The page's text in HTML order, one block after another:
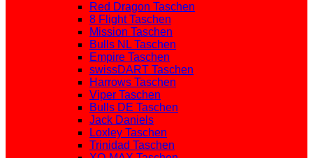
Red Dragon Taschen
8 Flight Taschen
Mission Taschen
Bulls NL Taschen
Empire Taschen
swissDART Taschen
Harrows Taschen
Viper Taschen
Bulls DE Taschen
Jack Daniels
Loxley Taschen
Trinidad Taschen